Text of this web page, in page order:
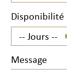
Disponibilité
Message